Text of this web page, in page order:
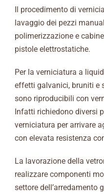
Il procedimento di
lavaggio dei pezzi
polimerizzazione e
pistole elettrostatiche.
Per la verniciatura a
effetti galvanici, bruniti e
sono riproducibili con
Infatti richiedono diversi
verniciatura per arrivare
con elevata resistenza
La lavorazione della
realizzare componenti
settore dell’arredamento